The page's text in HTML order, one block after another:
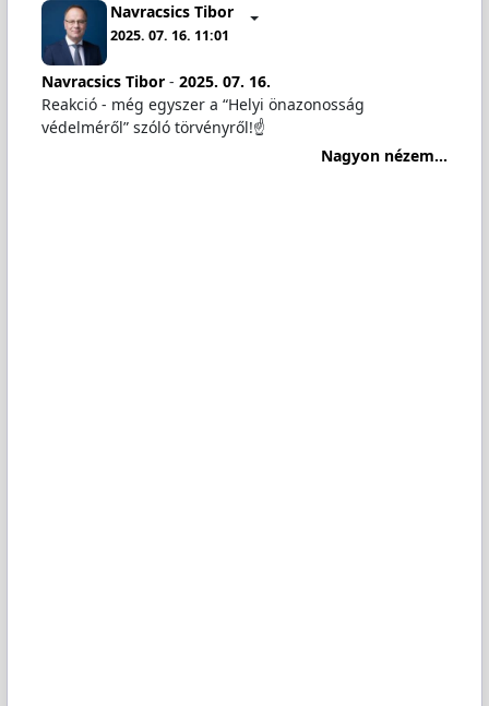
Navracsics Tibor
2025. 07. 16. 11:01
Navracsics Tibor- 2025. 07. 16.
Reakció - még egyszer a “Helyi önazonosság
védelméről” szóló törvényről!☝️
Nagyon nézem...